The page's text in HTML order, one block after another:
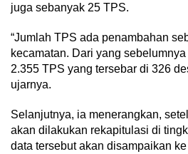
juga sebanyak 25 TPS.
“Jumlah TPS ada penambahan
kecamatan. Dari yang
2.355 TPS yang tersebar di 326
ujarnya.
Selanjutnya, ia menerangkan,
akan dilakukan rekapitulasi di
data tersebut akan disampaikan